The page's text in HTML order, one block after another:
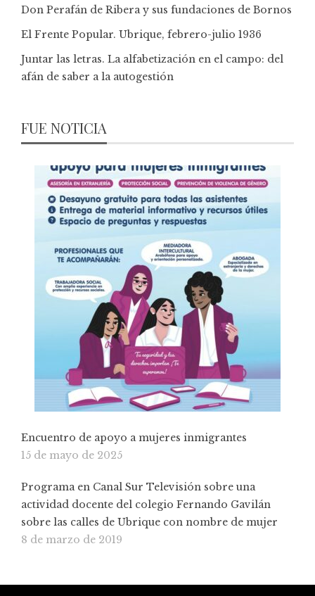
Don Perafán de Ribera y sus fundaciones de Bornos
El Frente Popular. Ubrique, febrero-julio 1936
Juntar las letras. La alfabetización en el campo: del
afán de saber a la autogestión
FUE NOTICIA
Encuentro de apoyo a mujeres inmigrantes
15 de mayo de 2025
Programa en Canal Sur Televisión sobre una
actividad docente del colegio Fernando Gavilán
sobre las calles de Ubrique con nombre de mujer
8 de marzo de 2019